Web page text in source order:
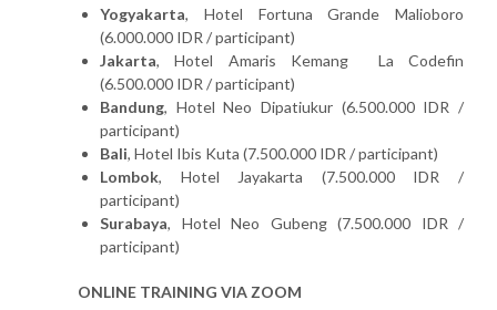
Yogyakarta, Hotel Fortuna Grande Malioboro
(6.000.000 IDR / participant)
Jakarta, Hotel Amaris Kemang La Codefin
(6.500.000 IDR / participant)
Bandung, Hotel Neo Dipatiukur (6.500.000 IDR /
participant)
Bali, Hotel Ibis Kuta (7.500.000 IDR / participant)
Lombok, Hotel Jayakarta (7.500.000 IDR /
participant)
Surabaya, Hotel Neo Gubeng (7.500.000 IDR /
participant)
ONLINE TRAINING VIA ZOOM